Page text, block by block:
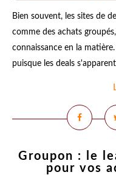
Bien souvent, les sites de
comme des achats
connaissance en la
puisque les deals
Groupon : le
pour vos